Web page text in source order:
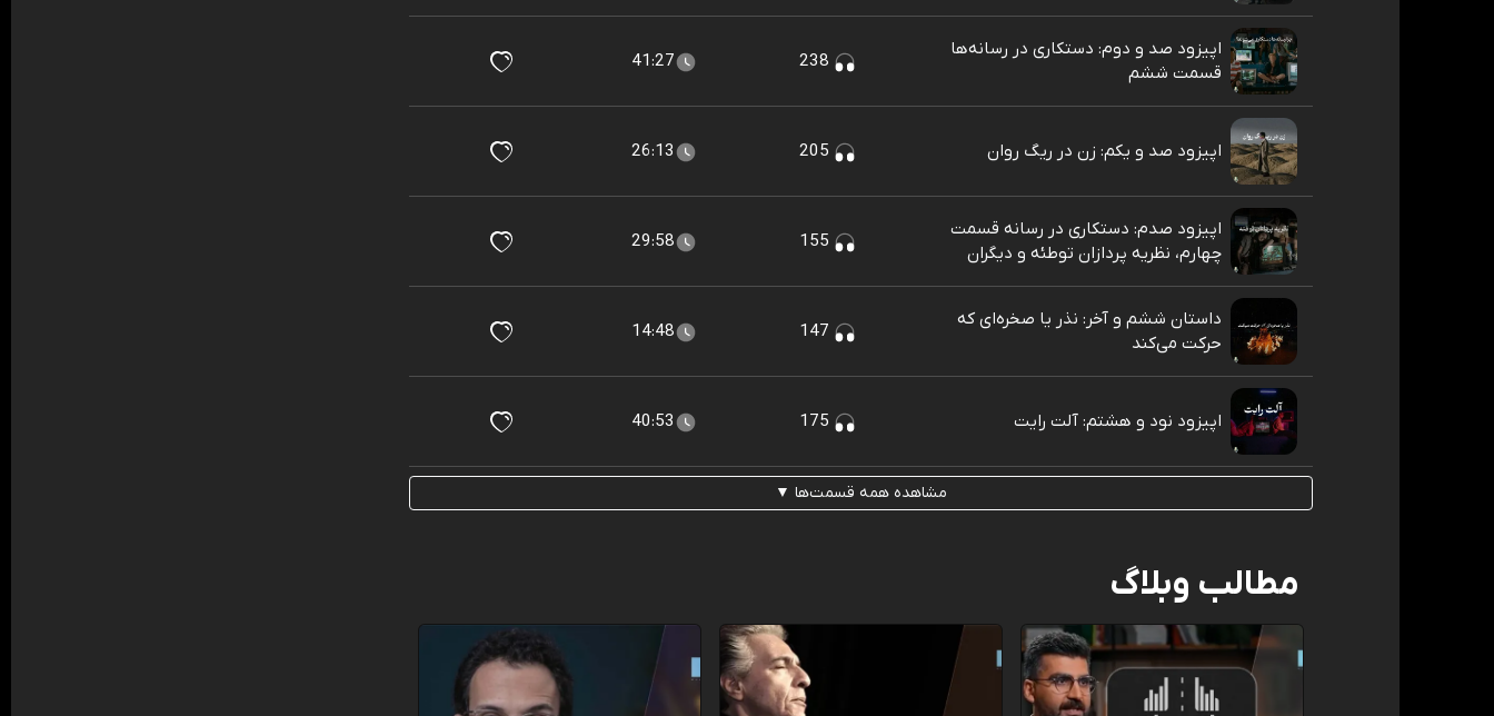
اپیزود صد و دوم: دستکاری در رسانه‌ها
قسمت ششم
41:27
اپیزود صد و یکم: زن در ریگ روان 26:13
اپیزود صدم: دستکاری در رسانه قسمت
چهارم، نظریه پردازان توطئه و دیگران
29:58
داستان ششم و آخر: نذر یا صخره‌ای که
حرکت می‌کند
14:48
اپیزود نود و هشتم: آلت رایت 40:53
مشاهده همه قسمت‌ها ▼
مطالب وبلاگ